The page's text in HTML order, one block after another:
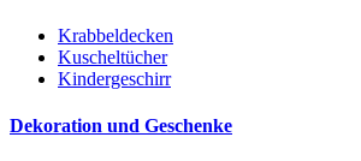
Krabbeldecken
Kuscheltücher
Kindergeschirr
Dekoration und Geschenke